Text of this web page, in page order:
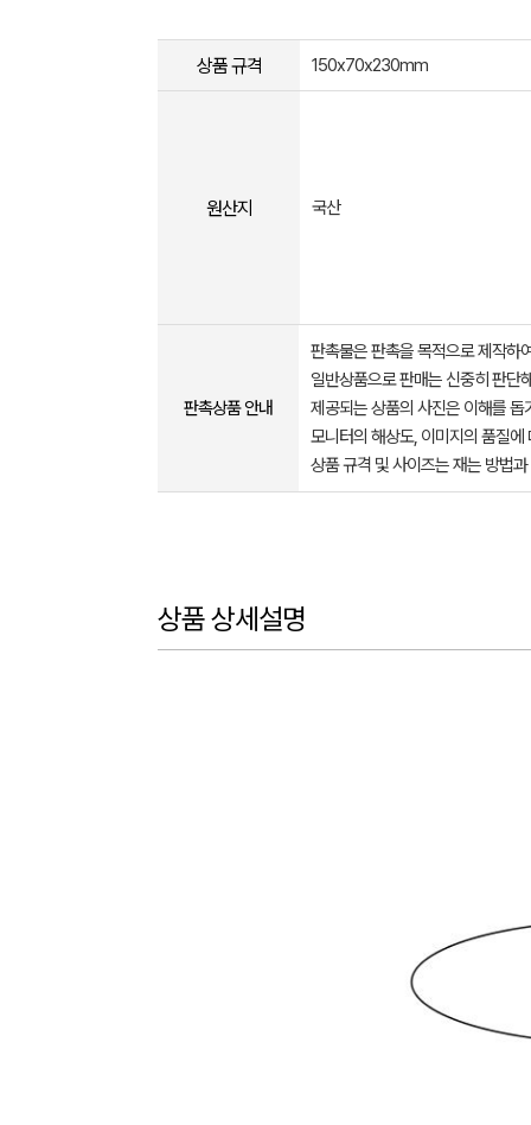
상품 규격 150x70x230mm
원산지 국산
판촉상품 안내
판촉물은 판촉을 목적으로 제작하
일반상품으로 판매는 신중히 판단
제공되는 상품의 사진은 이해를
모니터의 해상도, 이미지의 품질
상품 규격 및 사이즈는 재는 방법
상품 상세설명